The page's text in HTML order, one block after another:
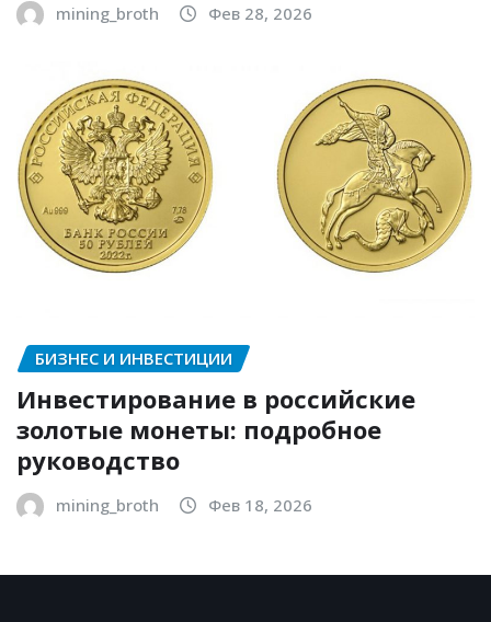
mining_broth Фев 28, 2026
БИЗНЕС И ИНВЕСТИЦИИ
Инвестирование в российские
золотые монеты: подробное
руководство
mining_broth Фев 18, 2026